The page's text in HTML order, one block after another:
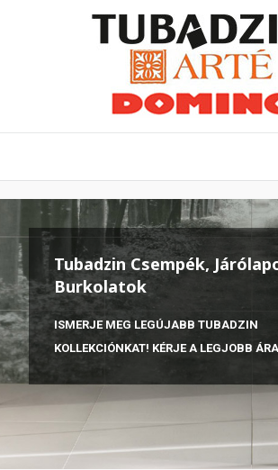
Tubadzin Csempék,
Burkolatok
ISMERJE MEG LEGÚJABB TUBADZIN
KOLLEKCIÓNKAT! KÉRJE A LEGJOBB